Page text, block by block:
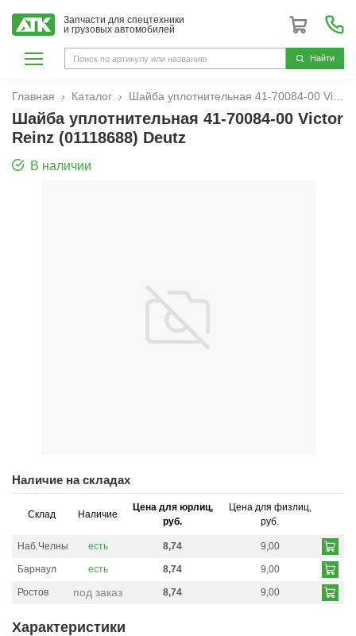
Запчасти для спецтехники
и грузовых автомобилей
Hайти
Главная Каталог Шайба уплотнительная 41-70084-00 Victor Reinz (01118688) Deutz
Шайба уплотнительная 41-70084-00 Victor
Reinz (01118688) Deutz
В наличии
Характеристики
Наличие на складах
Склад Наличие
Цена для юрлиц,
руб.
Цена для физлиц,
руб.
Наб.Челны есть 8,74 9,00
Барнаул есть 8,74 9,00
Ростов под заказ 8,74 9,00